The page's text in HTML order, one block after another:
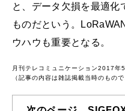
と、データ欠損を最適化
ものだという。
ウハウも重要となる。
月刊テレコミュニケーション2017年
（記事の内容は雑誌掲載当時のもの